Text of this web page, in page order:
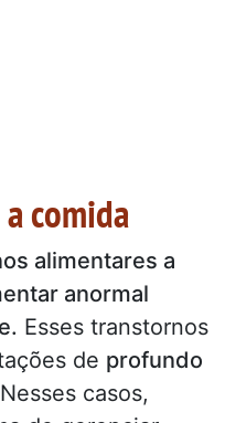
comida
alimentares a
anormal
Esses transtornos
de profundo
casos,